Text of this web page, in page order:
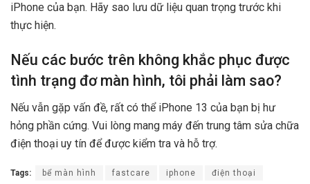
iPhone của bạn. Hãy sao lưu dữ liệu quan trọng trước khi
thực hiện.
Nếu các bước trên không khắc phục được
tình trạng đơ màn hình, tôi phải làm sao?
Nếu vẫn gặp vấn đề, rất có thể iPhone 13 của bạn bị hư
hỏng phần cứng. Vui lòng mang máy đến trung tâm sửa chữa
điện thoại uy tín để được kiểm tra và hỗ trợ.
Tags: bể màn hình fastcare iphone điện thoại